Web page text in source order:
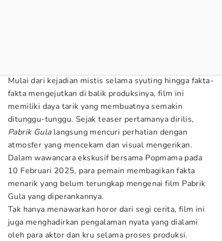
Mulai dari kejadian mistis selama syuting hingga fakta-
fakta mengejutkan di balik produksinya, film ini
memiliki daya tarik yang membuatnya semakin
ditunggu-tunggu. Sejak teaser pertamanya dirilis,
Pabrik Gulalangsung mencuri perhatian dengan
atmosfer yang mencekam dan visual mengerikan.
Dalam wawancara ekskusif bersama Popmama pada
10 Februari 2025, para pemain membagikan fakta
menarik yang belum terungkap mengenai film Pabrik
Gula yang diperankannya.
Tak hanya menawarkan horor dari segi cerita, film ini
juga menghadirkan pengalaman nyata yang dialami
oleh para aktor dan kru selama proses produksi.